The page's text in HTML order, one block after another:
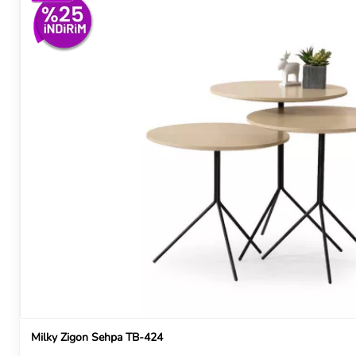
Milky Zigon Sehpa TB-424